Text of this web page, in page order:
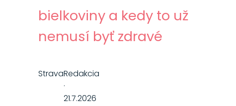
bielkoviny a kedy to už
nemusí byť zdravé
StravaRedakcia
·
21.7.2026